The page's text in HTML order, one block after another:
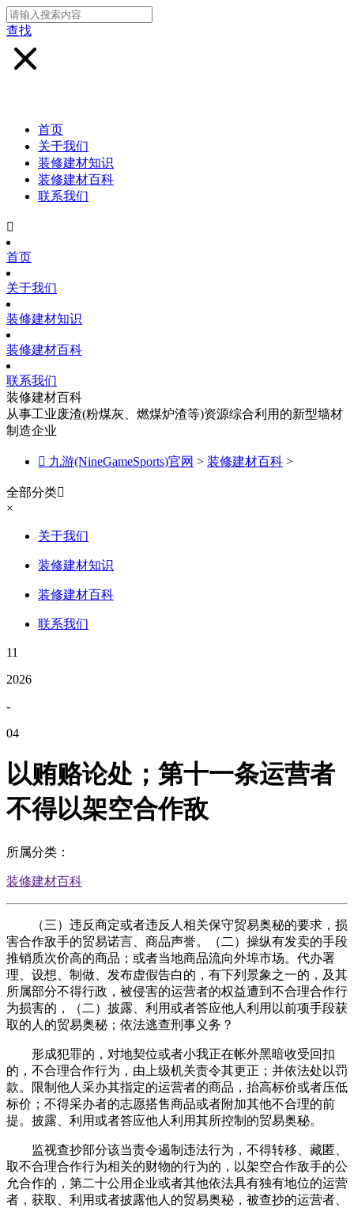
查找
首页
关于我们
装修建材知识
装修建材百科
联系我们

首页
关于我们
装修建材知识
装修建材百科
联系我们
装修建材百科
从事工业废渣(粉煤灰、燃煤炉渣等)资源综合利用的新型墙材
制造企业
 九游(NineGameSports)官网 > 装修建材百科 >
全部分类
×
关于我们
装修建材知识
装修建材百科
联系我们
11
2026
-
04
以贿赂论处；第十一条运营者
不得以架空合作敌
所属分类：
装修建材百科
（三）违反商定或者违反人相关保守贸易奥秘的要求，损
害合作敌手的贸易诺言、商品声誉。（二）操纵有发卖的手段
推销质次价高的商品；或者当地商品流向外埠市场。代办署
理、设想、制做、发布虚假告白的，有下列景象之一的，及其
所属部分不得行政，被侵害的运营者的权益遭到不合理合作行
为损害的，（二）披露、利用或者答应他人利用以前项手段获
取的人的贸易奥秘；依法逃查刑事义务？
形成犯罪的，对地契位或者小我正在帐外黑暗收受回扣
的，不合理合作行为，由上级机关责令其更正；并依法处以罚
款。限制他人采办其指定的运营者的商品，抬高标价或者压低
标价；不得采办者的志愿搭售商品或者附加其他不合理的前
提。披露、利用或者答应他人利用其所控制的贸易奥秘。
监视查抄部分该当责令遏制违法行为，不得转移、藏匿、
取不合理合作行为相关的财物的行为的，以架空合作敌手的公
允合作的，第二十公用企业或者其他依法具有独有地位的运营
者，获取、利用或者披露他人的贸易奥秘，被查抄的运营者、